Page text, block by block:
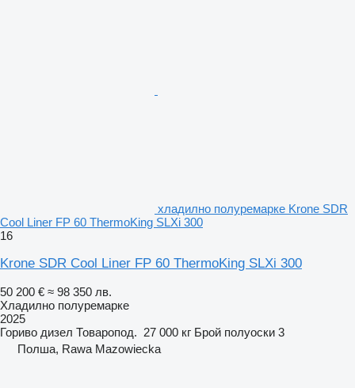
хладилно полуремарке Krone SDR
Cool Liner FP 60 ThermoKing SLXi 300
16
Krone SDR Cool Liner FP 60 ThermoKing SLXi 300
50 200 € ≈ 98 350 лв.
Хладилно полуремарке
2025
Гориво дизел Товаропод. 27 000 кг Брой полуоски 3
Полша, Rawa Mazowiecka